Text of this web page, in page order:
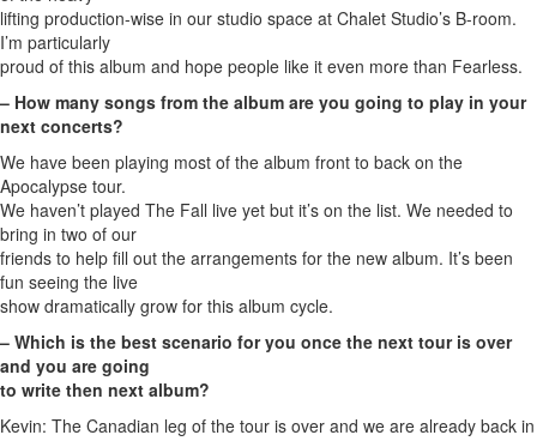
lifting production-wise in our studio space at Chalet Studio’s B-room.
I’m particularly
proud of this album and hope people like it even more than Fearless.
– How many songs from the album are you going to play in your
next concerts?
We have been playing most of the album front to back on the
Apocalypse tour.
We haven’t played The Fall live yet but it’s on the list. We needed to
bring in two of our
friends to help fill out the arrangements for the new album. It’s been
fun seeing the live
show dramatically grow for this album cycle.
– Which is the best scenario for you once the next tour is over
and you are going
to write then next album?
Kevin: The Canadian leg of the tour is over and we are already back in